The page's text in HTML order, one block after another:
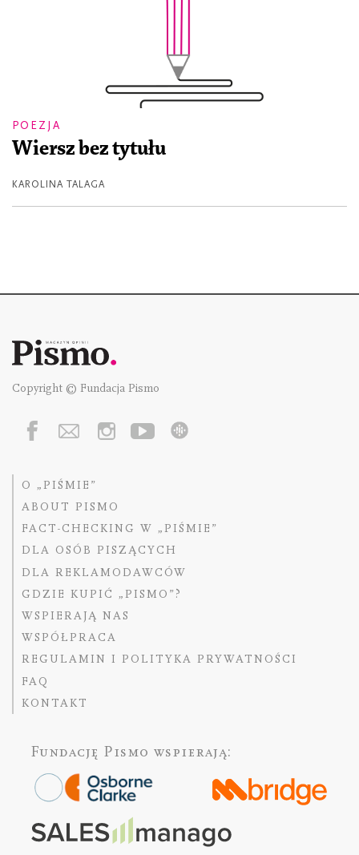
POEZJA
Wiersz bez tytułu
KAROLINA TALAGA
Copyright © Fundacja Pismo
O „PIŚMIE”
ABOUT PISMO
FACT-CHECKING W „PIŚMIE”
DLA OSÓB PISZĄCYCH
DLA REKLAMODAWCÓW
GDZIE KUPIĆ „PISMO”?
WSPIERAJĄ NAS
WSPÓŁPRACA
REGULAMIN I POLITYKA PRYWATNOŚCI
FAQ
KONTAKT
Fundację Pismo wspierają: